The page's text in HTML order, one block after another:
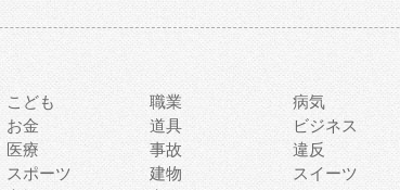
こども 職業 病気
お金 道具 ビジネス
医療 事故 違反
スポーツ 建物 スイーツ